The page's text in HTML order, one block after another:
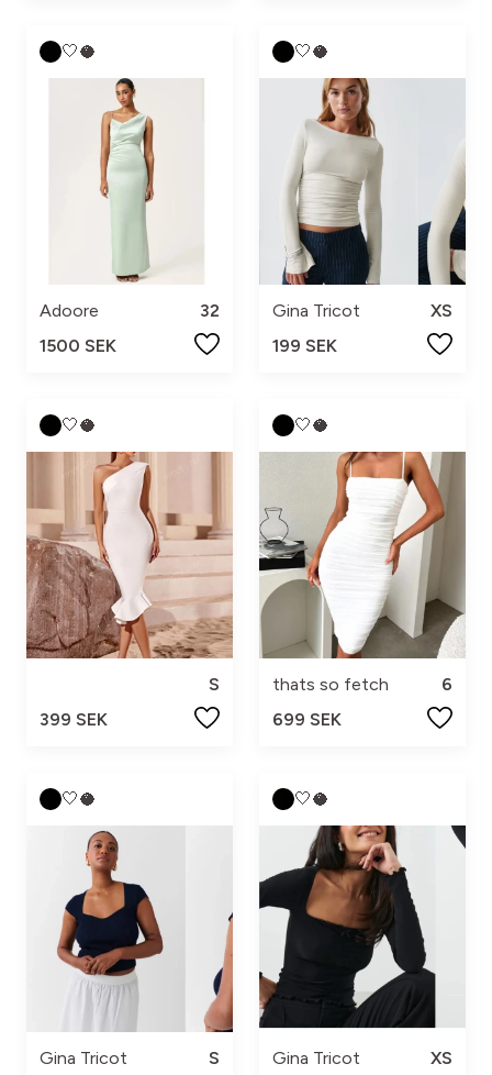
🤍🥥
Adoore
32
1500 SEK
🤍🥥
Gina Tricot
XS
199 SEK
🤍🥥
S
399 SEK
🤍🥥
thats so fetch
6
699 SEK
🤍🥥
Gina Tricot S
🤍🥥
Gina Tricot XS